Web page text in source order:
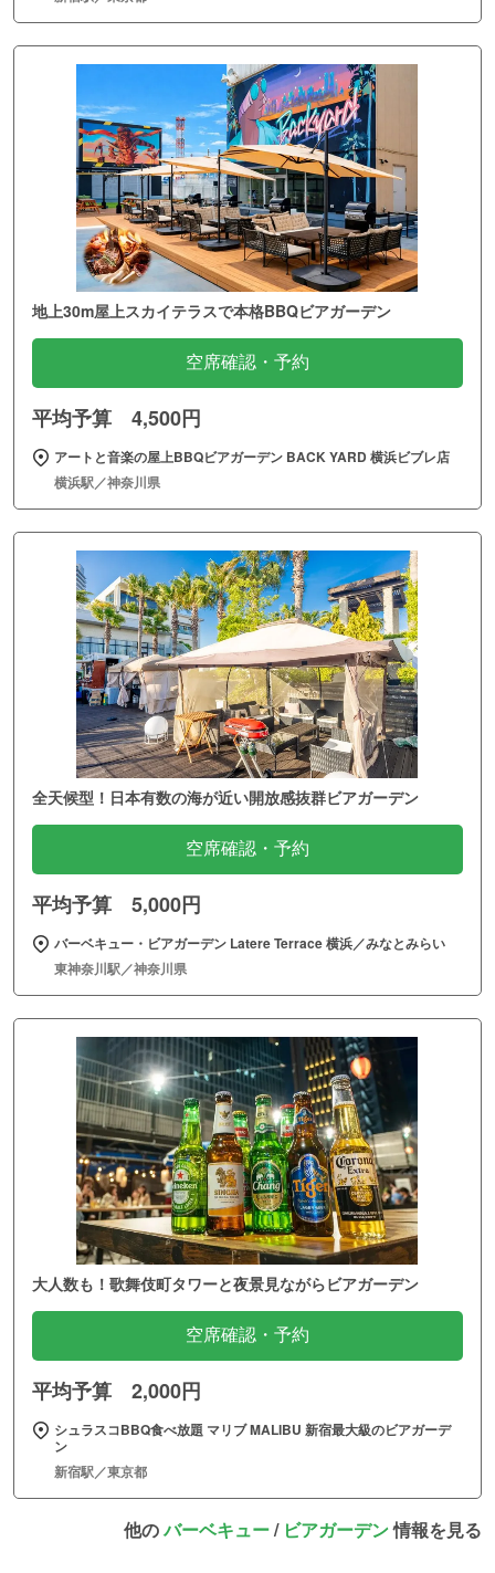
地上30m屋上スカイテラスで本格BBQビアガーデン
空席確認・予約
平均予算 4,500円
アートと音楽の屋上BBQビアガーデン BACK YARD 横浜ビブレ店
横浜駅／神奈川県
全天候型！日本有数の海が近い開放感抜群ビアガーデン
空席確認・予約
平均予算 5,000円
バーベキュー・ビアガーデン Latere Terrace 横浜／みなとみらい
東神奈川駅／神奈川県
大人数も！歌舞伎町タワーと夜景見ながらビアガーデン
空席確認・予約
平均予算 2,000円
シュラスコBBQ食べ放題 マリブ MALIBU 新宿最大級のビアガーデ
ン
新宿駅／東京都
他のバーベキュー/ ビアガーデン情報を見る